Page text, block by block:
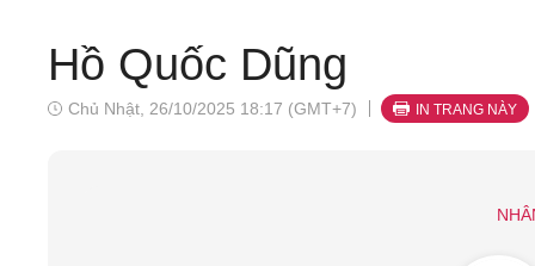
Hồ Quốc Dũng​
Chủ Nhật, 26/10/2025 18:17 (GMT+7) IN TRANG NÀY